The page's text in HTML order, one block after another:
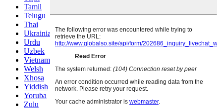
Tamil
Telugu
Thai
Ukrainian
Urdu
Uzbek
Vietnamese
Welsh
Xhosa
Yiddish
Yoruba
Zulu